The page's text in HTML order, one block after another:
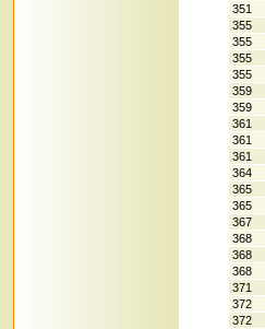
351
355
355
355
355
359
359
361
361
361
364
365
365
367
368
368
368
371
372
372